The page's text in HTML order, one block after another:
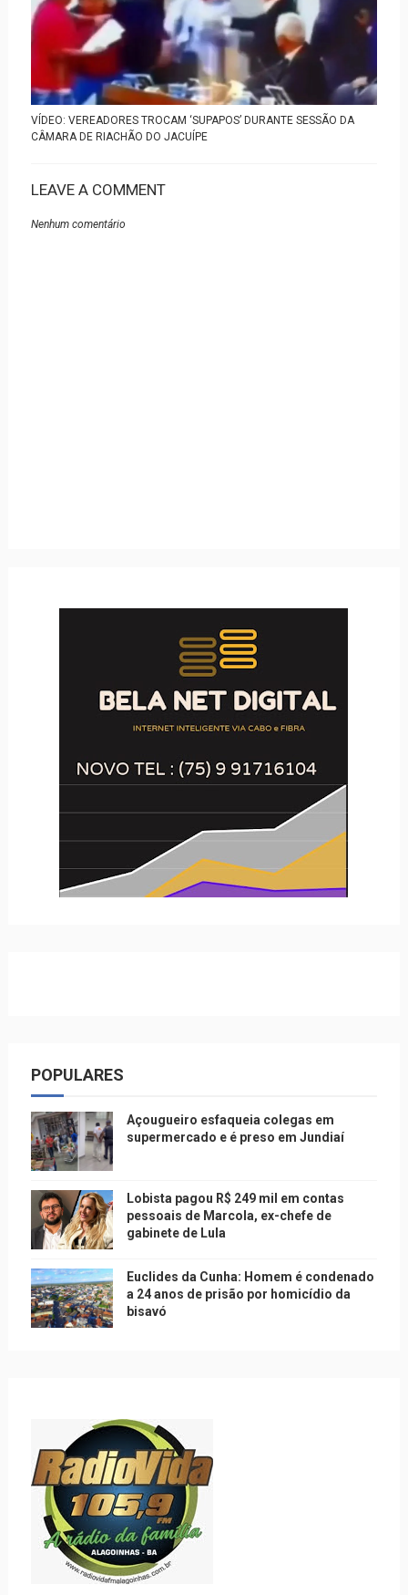
VÍDEO: VEREADORES TROCAM ‘SUPAPOS’ DURANTE SESSÃO DA
CÂMARA DE RIACHÃO DO JACUÍPE
LEAVE A COMMENT
Nenhum comentário
POPULARES
Açougueiro esfaqueia colegas em
supermercado e é preso em Jundiaí
Lobista pagou R$ 249 mil em contas
pessoais de Marcola, ex-chefe de
gabinete de Lula
Euclides da Cunha: Homem é condenado
a 24 anos de prisão por homicídio da
bisavó